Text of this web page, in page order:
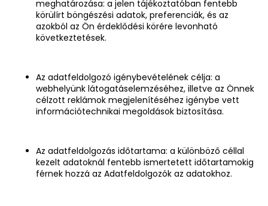
meghatározása: a jelen tájékoztatóban fentebb
körülírt böngészési adatok, preferenciák, és az
azokból az Ön érdeklődési körére levonható
következtetések.
Az adatfeldolgozó igénybevételének célja: a
webhelyünk látogatáselemzéséhez, illetve az Önnek
célzott reklámok megjelenítéséhez igénybe vett
információtechnikai megoldások biztosítása.
Az adatfeldolgozás időtartama: a különböző céllal
kezelt adatoknál fentebb ismertetett időtartamokig
férnek hozzá az Adatfeldolgozók az adatokhoz.